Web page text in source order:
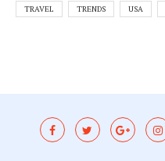
TRAVEL TRENDS USA